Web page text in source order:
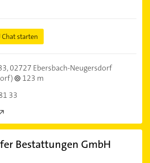
Chat starten
02727 Ebersbach-Neugersdorf
123 m
33
Bestattungen GmbH